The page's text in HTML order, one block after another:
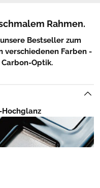
jetzt als Spar-
Rahmen.
Bestseller zum
verschiedenen Farben -
Optik.
Hochglanz